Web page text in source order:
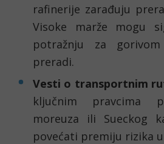
rafinerije zarađuju
Visoke marže mogu
potražnju za
preradi.
Vesti o transportnim
ključnim pravcima
moreuza ili Sueckog
povećati premiju rizika